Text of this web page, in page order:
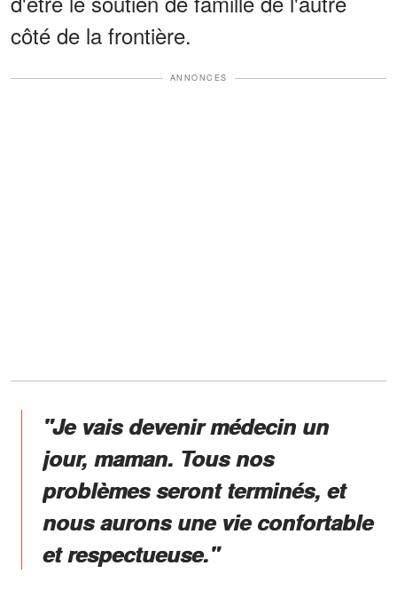
côté de la frontière.
ANNONCES
"Je vais devenir médecin un
jour, maman. Tous nos
problèmes seront terminés, et
nous aurons une vie confortable
et respectueuse."